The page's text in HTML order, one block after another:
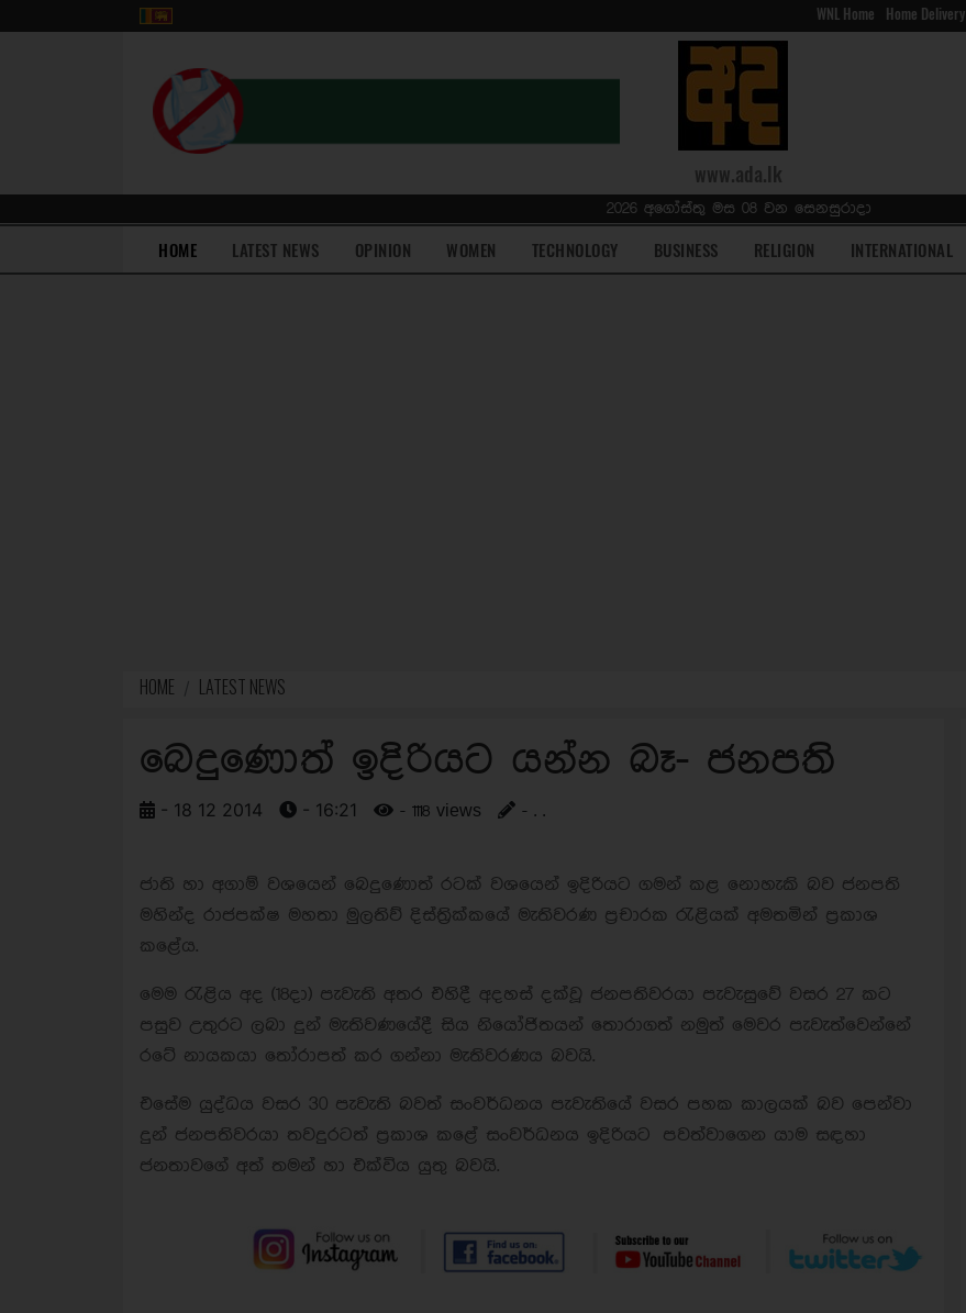
WNL Home Home Delivery
www.ada.lk
2026 අගෝස්තු මස 08 වන සෙනසුරාදා
HOME(current)LATEST NEWS OPINION WOMEN TECHNOLOGY BUSINESS RELIGION INTERNATIONAL
HOME LATEST NEWS
බෙදුණොත් ඉදිරියට යන්න බෑ- ජනපති
- 18 12 2014 - 16:21 - 1118 views - . .
ජාති හා අගාම් වශයෙන් බෙදුණොත් රටක් වශයෙන් ඉදිරියට ගමන් කළ නොහැකි බව ජනපති
මහින්ද රාජපක්ෂ මහතා මුලතිව් දිස්ත්‍රික්කයේ මැතිවරණ ප්‍රචාරක රැළියක් අමතමින් ප්‍රකාශ
කළේය.
මෙම රැළිය අද (18දා) පැවැති අතර එහිදී අදහස් දක්වූ ජනපතිවරයා පැවැසුවේ වසර 27 කට
පසුව උතුරට ලබා දුන් මැතිවණයේදී සිය නියෝජිතයන් තොරාගත් නමුත් මෙවර පැවැත්වෙන්නේ
රටේ නායකයා තෝරාපත් කර ගන්නා මැතිවරණය බවයි.
එසේම යුද්ධය වසර 30 පැවැති බවත් සංවර්ධනය පැවැතියේ වසර පහක කාලයක් බව පෙන්වා
දුන් ජනපතිවරයා තවදුරටත් ප්‍රකාශ කළේ සංවර්ධනය ඉදිරියට පවත්වාගෙන යාම සඳහා
ජනතාවගේ අත් තමන් හා එක්විය යුතු බවයි.